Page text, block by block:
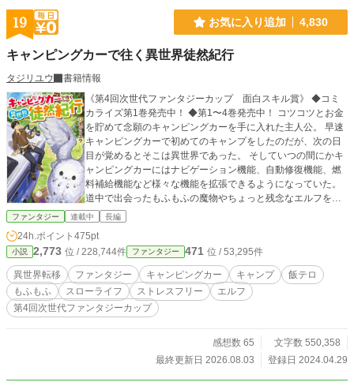
19 お気に入り追加 4,830
キャンピングカーで往く異世界徒然紀行
タジリユウ
書籍情報
《第4回次世代ファンタジーカップ 面白スキル賞》 ◆コミ
カライズ第1巻発売中！ ◆第1〜4巻発売中！ コツコツとお金
を貯めて念願のキャンピングカーを手に入れた主人公。 早速
キャンピングカーで初めてのキャンプをしたのだが、次の日
目が覚めるとそこは異世界であった。 そしていつの間にかキ
ャンピングカーにはナビゲーション機能、自動修復機能、燃
料補給機能など様々な機能を拡張できるようになっていた。
道中で出会ったもふもふの魔物やちょっと残念なエルフを仲
間に加えて、キャンピングカーで異世界をのんびりと旅した
界徒然紀行〜もふもふと愉快な仲間を添えて〜 ※カクヨム様
でも投稿をしております
ファンタジー 連載中 長編
24h.ポイント 475pt
小説 2,773 位 / 228,744件 ファンタジー 471 位 / 53,295件
異世界転移 ファンタジー キャンピングカー キャンプ
飯テロ
もふもふ
スローライフ ストレスフリー
エルフ
第4回次世代ファンタジーカップ
感想数 65
文字数 550,358
最終更新日 2026.08.03
登録日 2024.04.29